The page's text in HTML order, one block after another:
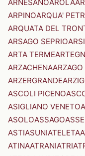
ARNESANOAROLA
ARPINOARQUA'
ARQUATA DEL
ARSAGO SEPRIO
ARTA TERME
ARZACHENA
ARZERGRANDE
ASCOLI PICENO
ASIGLIANO VENETO
ASOLOASSAGO
ASTIASUNIATELETA
ATINAATRANIATRI